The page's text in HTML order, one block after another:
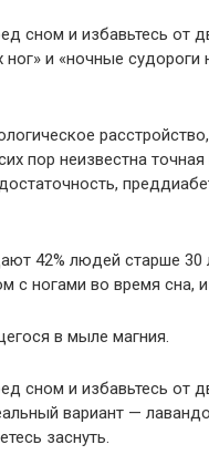
сном и избавьтесь от
и «ночные
пор неизвестна
42% людей старше
ногами во время сна,
в мыле магния.
сном и избавьтесь от
вариант —
заснуть.